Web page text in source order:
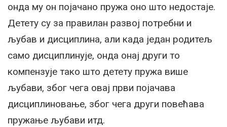
онда му он појачано пружа оно што недостаје.
Детету су за правилан развој потребни и
љубав и дисциплина, али када један родитељ
само дисциплинује, онда онај други то
компензује тако што детету пружа више
љубави, због чега овај први појачава
дисциплиновање, због чега други повећава
пружање љубави итд.